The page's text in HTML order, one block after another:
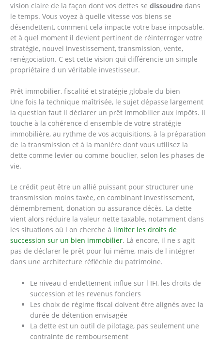
vision claire de la façon dont vos dettes sedissoudre dans
le temps. Vous voyez à quelle vitesse vos biens se
désendettent, comment cela impacte votre base imposable,
et à quel moment il devient pertinent de réinterroger votre
stratégie, nouvel investissement, transmission, vente,
renégociation. C est cette vision qui différencie un simple
propriétaire d un véritable investisseur.
Prêt immobilier, fiscalité et stratégie globale du bien
Une fois la technique maîtrisée, le sujet dépasse largement
la question faut il déclarer un prêt immobilier aux impôts. Il
touche à la cohérence d ensemble de votre stratégie
immobilière, au rythme de vos acquisitions, à la préparation
de la transmission et à la manière dont vous utilisez la
dette comme levier ou comme bouclier, selon les phases de
vie.
Le crédit peut être un allié puissant pour structurer une
transmission moins taxée, en combinant investissement,
démembrement, donation ou assurance décès. La dette
vient alors réduire la valeur nette taxable, notamment dans
les situations où l on cherche à limiter les droits de
succession sur un bien immobilier. Là encore, il ne s agit
pas de déclarer le prêt pour lui même, mais de l intégrer
dans une architecture réfléchie du patrimoine.
Le niveau d endettement influe sur l IFI, les droits de
succession et les revenus fonciers
Les choix de régime fiscal doivent être alignés avec la
durée de détention envisagée
La dette est un outil de pilotage, pas seulement une
contrainte de remboursement